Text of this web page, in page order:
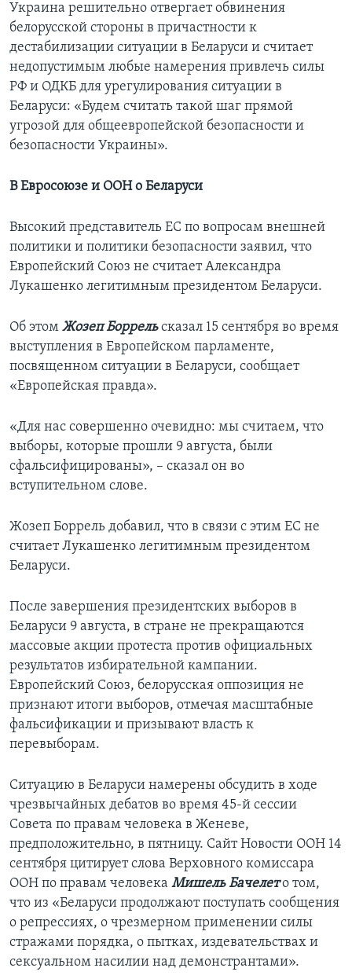
Украина решительно отвергает обвинения
белорусской стороны в причастности к
дестабилизации ситуации в Беларуси и считает
недопустимым любые намерения привлечь силы
РФ и ОДКБ для урегулирования ситуации в
Беларуси: «Будем считать такой шаг прямой
угрозой для общеевропейской безопасности и
безопасности Украины».
В Евросоюзе и ООН о Беларуси
Высокий представитель ЕС по вопросам внешней
политики и политики безопасности заявил, что
Европейский Союз не считает Александра
Лукашенко легитимным президентом Беларуси.
Об этом Жозеп Боррельсказал 15 сентября во время
выступления в Европейском парламенте,
посвященном ситуации в Беларуси, сообщает
«Европейская правда».
«Для нас совершенно очевидно: мы считаем, что
выборы, которые прошли 9 августа, были
сфальсифицированы», – сказал он во
вступительном слове.
Жозеп Боррель добавил, что в связи с этим ЕС не
считает Лукашенко легитимным президентом
Беларуси.
После завершения президентских выборов в
Беларуси 9 августа, в стране не прекращаются
массовые акции протеста против официальных
результатов избирательной кампании.
Европейский Союз, белорусская оппозиция не
признают итоги выборов, отмечая масштабные
фальсификации и призывают власть к
перевыборам.
Ситуацию в Беларуси намерены обсудить в ходе
чрезвычайных дебатов во время 45-й сессии
Совета по правам человека в Женеве,
предположительно, в пятницу. Сайт Новости ООН 14
сентября цитирует слова Верховного комиссара
ООН по правам человека Мишель Бачелето том,
что из «Беларуси продолжают поступать сообщения
о репрессиях, о чрезмерном применении силы
стражами порядка, о пытках, издевательствах и
сексуальном насилии над демонстрантами».